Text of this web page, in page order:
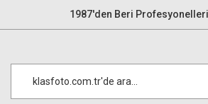
1987'den Beri